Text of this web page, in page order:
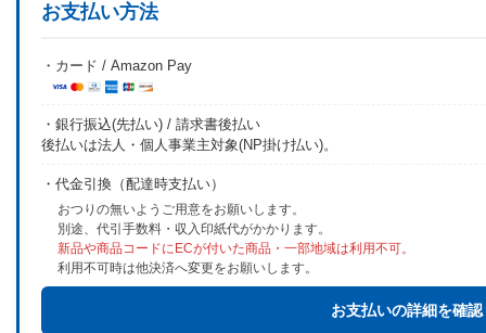
お支払い方法
・カード / Amazon Pay
・銀行振込(先払い) / 請求書後払い
後払いは法人・個人事業主対象(NP掛け払い)。
・代金引換（配達時支払い）
おつりの無いようご用意をお願いします。
別途、代引手数料・収入印紙代がかかります。
新品や商品コードにECが付いた商品・一部地域は利用不可。
利用不可時は他決済へ変更をお願いします。
お支払いの詳細を確認